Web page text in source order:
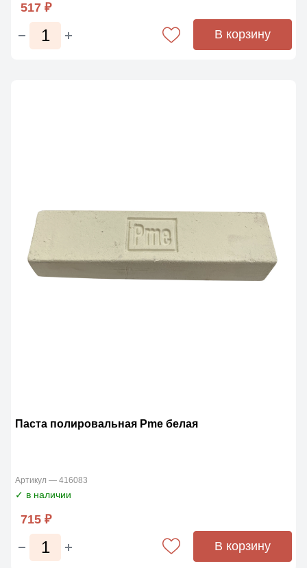
517 ₽
В корзину
Паста полировальная Pme белая
Артикул — 416083
✓ в наличии
715 ₽
В корзину